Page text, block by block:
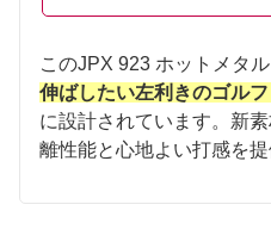
このJPX 923 ホットメタル
伸ばしたい左利きのゴル
に設計されています。新
離性能と心地よい打感を提